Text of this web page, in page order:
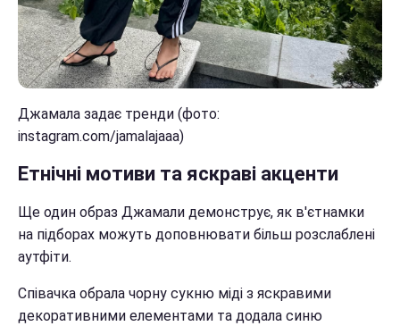
Джамала задає тренди (фото:
instagram.com/jamalajaaa)
Етнічні мотиви та яскраві акценти
Ще один образ Джамали демонструє, як в'єтнамки
на підборах можуть доповнювати більш розслаблені
аутфіти.
Співачка обрала чорну сукню міді з яскравими
декоративними елементами та додала синю